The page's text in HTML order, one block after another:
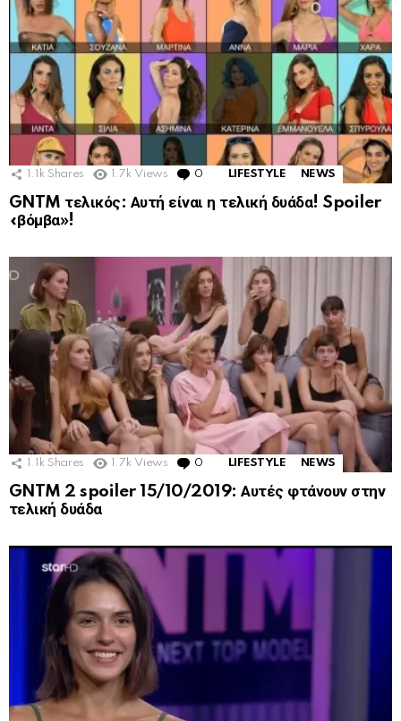
1.1k Shares 1.7k Views 0 Comments
LIFESTYLE NEWS
GNTM τελικός: Αυτή είναι η τελική δυάδα! Spoiler
«βόμβα»!
1.1k Shares 1.7k Views 0 Comments
LIFESTYLE NEWS
GNTM 2 spoiler 15/10/2019: Αυτές φτάνουν στην
τελική δυάδα